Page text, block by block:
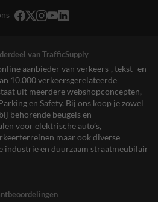
van TrafficSupply
aanbieder van verkeers-, tekst- en
10.000 verkeersgerelateerde
uit meerdere webshopconcepten,
en Safety. Bij ons koop je zowel
behorende beugels en
voor elektrische auto’s,
maar ook diverse
industrie en duurzaam straatmeubilair